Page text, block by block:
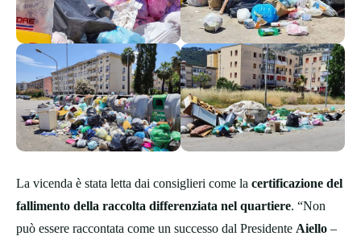
La vicenda è stata letta dai consiglieri come la certificazione del
fallimento della raccolta differenziata nel quartiere. “Non
può essere raccontata come un successo dal Presidente Aiello –